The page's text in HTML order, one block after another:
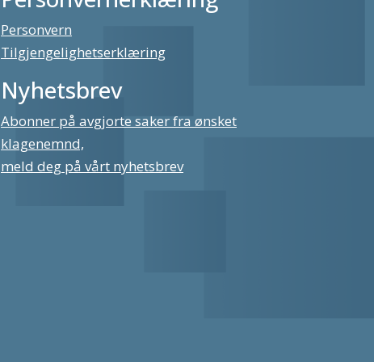
Personvern
Tilgjengelighetserklæring
Nyhetsbrev
Abonner på avgjorte saker fra ønsket
klagenemnd,
meld deg på vårt nyhetsbrev